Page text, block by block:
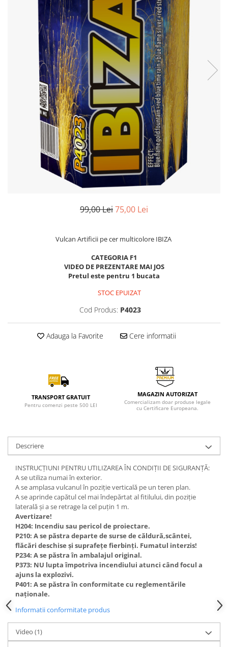
99,00 Lei75,00 Lei
Vulcan Artificii pe cer multicolore IBIZA
CATEGORIA F1
VIDEO DE PREZENTARE MAI JOS
Pretul este pentru 1 bucata
STOC EPUIZAT
Cod Produs: P4023
Adauga la Favorite Cere informatii
TRANSPORT GRATUIT
Pentru comenzi peste 500 LEI
MAGAZIN AUTORIZAT
Comercializam doar produse legale
cu Certificare Europeana.
Descriere
INSTRUCȚIUNI PENTRU UTILIZAREA ÎN CONDIȚII DE SIGURANȚĂ:
A se utiliza numai în exterior.
A se amplasa vulcanul în poziție verticală pe un teren plan.
A se aprinde capătul cel mai îndepărtat al fitilului, din poziție
laterală și a se retrage la cel puțin 1 m.
Avertizare!
H204: Incendiu sau pericol de proiectare.
P210: A se păstra departe de surse de căldură,scântei,
flăcări deschise și suprafețe fierbinți. Fumatul interzis!
P234: A se păstra în ambalajul original.
P373: NU lupta împotriva incendiului atunci când focul a
ajuns la explozivi.
P401: A se păstra în conformitate cu reglementările
naționale.
Informatii conformitate produs
Video (1)